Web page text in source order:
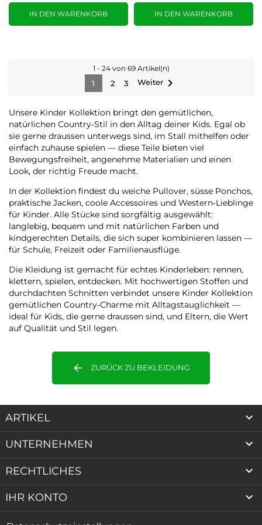
IN DEN WARENKORB IN DEN WARENKORB
1 - 24 von 69 Artikel(n)
1 2 3 Weiter
Unsere Kinder Kollektion bringt den gemütlichen,
natürlichen Country‑Stil in den Alltag deiner Kids. Egal ob
sie gerne draussen unterwegs sind, im Stall mithelfen oder
einfach zuhause spielen — diese Teile bieten viel
Bewegungsfreiheit, angenehme Materialien und einen
Look, der richtig Freude macht.
In der Kollektion findest du weiche Pullover, süsse Ponchos,
praktische Jacken, coole Accessoires und Western‑Lieblinge
für Kinder. Alle Stücke sind sorgfältig ausgewählt:
langlebig, bequem und mit natürlichen Farben und
kindgerechten Details, die sich super kombinieren lassen —
für Schule, Freizeit oder Familienausflüge.
Die Kleidung ist gemacht für echtes Kinderleben: rennen,
klettern, spielen, entdecken. Mit hochwertigen Stoffen und
durchdachten Schnitten verbindet unsere Kinder Kollektion
gemütlichen Country‑Charme mit Alltagstauglichkeit —
ideal für Kids, die gerne draussen sind, und Eltern, die Wert
auf Qualität und Stil legen.
arrow_back ZURÜCK ZU BEKLEIDUNG
ARTIKEL 
UNTERNEHMEN 
RECHTLICHES 
IHR KONTO 